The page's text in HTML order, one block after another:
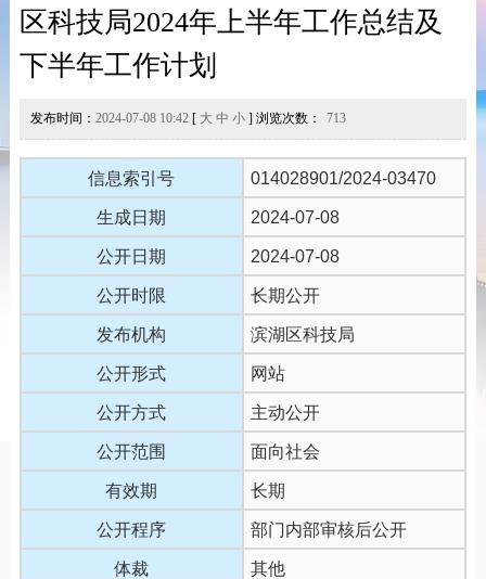
区科技局2024年上半年工作总结及
下半年工作计划
发布时间： 2024-07-08 10:42[ 大 中 小] 浏览次数： 713
信息索引号 014028901/2024-03470
生成日期 2024-07-08
公开日期 2024-07-08
公开时限 长期公开
发布机构 滨湖区科技局
公开形式 网站
公开方式 主动公开
公开范围 面向社会
有效期 长期
公开程序 部门内部审核后公开
体裁 其他